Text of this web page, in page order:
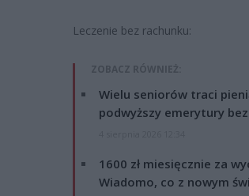
Leczenie bez rachunku:
ZOBACZ RÓWNIEŻ:
Wielu seniorów traci
podwyższy emerytury
1600 zł miesięcznie za
Wiadomo, co z nowym